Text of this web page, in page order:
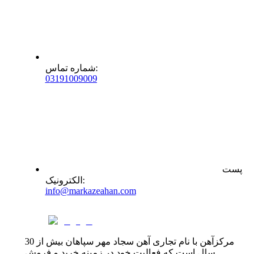
شماره تماس:
03191009009
پست
الکترونیک :
info@markazeahan.com
مرکزآهن با نام تجاری آهن سجاد مهر سپاهان بیش از 30